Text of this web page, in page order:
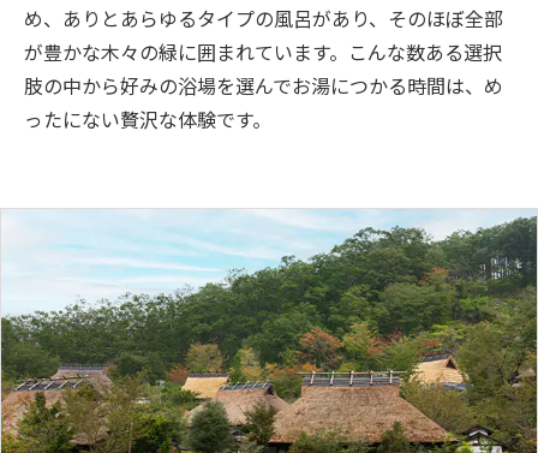
め、ありとあらゆるタイプの風呂があり、そのほぼ全部
が豊かな木々の緑に囲まれています。こんな数ある選択
肢の中から好みの浴場を選んでお湯につかる時間は、め
ったにない贅沢な体験です。